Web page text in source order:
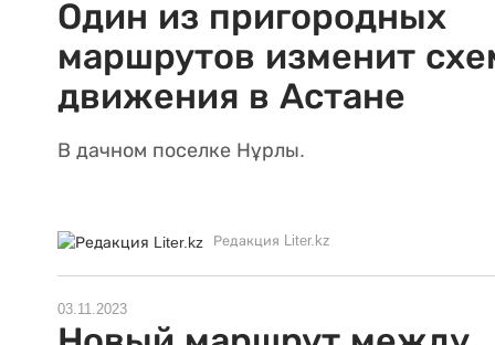
Один из пригородных
маршрутов изменит
движения в Астане
В дачном поселке Нұрлы.
Редакция Liter.kz
03.11.2023